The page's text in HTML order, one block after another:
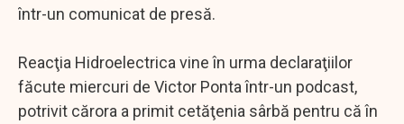
într-un comunicat de presă.
Reacţia Hidroelectrica vine în urma declaraţiilor
făcute miercuri de Victor Ponta într-un podcast,
potrivit cărora a primit cetăţenia sârbă pentru că în